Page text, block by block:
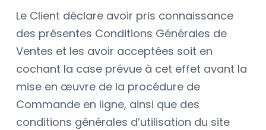
Le Client déclare avoir pris connaissance
des présentes Conditions Générales de
Ventes et les avoir acceptées soit en
cochant la case prévue à cet effet avant la
mise en œuvre de la procédure de
Commande en ligne, ainsi que des
conditions générales d’utilisation du site